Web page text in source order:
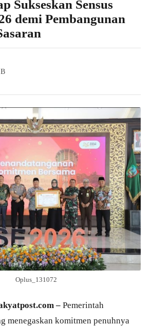
Sukseskan Sensus
demi Pembangunan
Oplus_131072
–Pemerintah
menegaskan komitmen penuhnya